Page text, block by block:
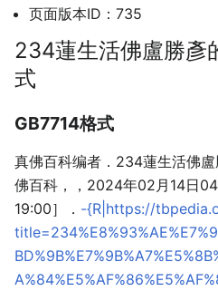
页面版本ID：735
234蓮生活佛盧勝彥
式
GB7714格式
真佛百科编者．234蓮生活佛
佛百科，，2024年02月14日
19:00］． -{R|https://